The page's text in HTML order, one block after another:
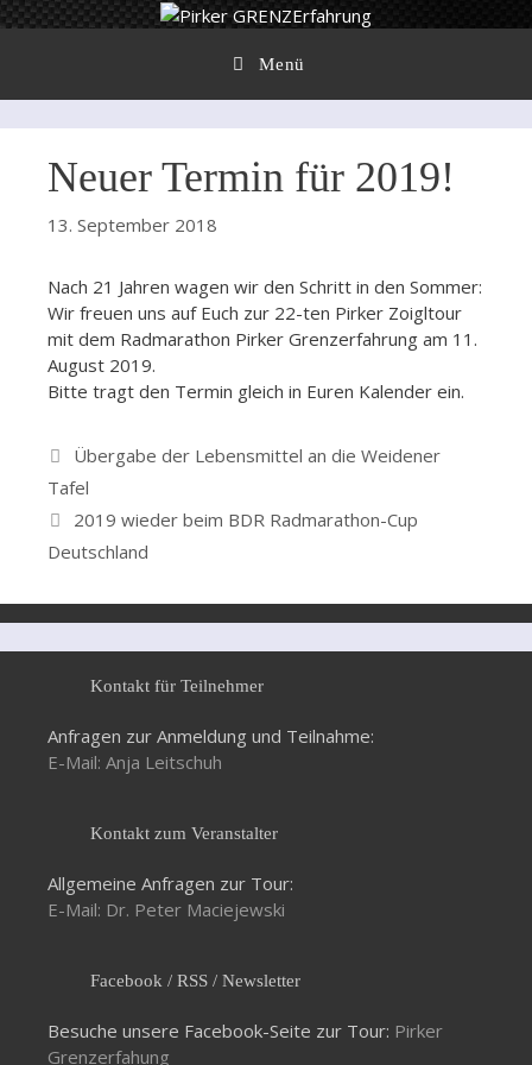
Zum
Menü
Neuer Termin für 2019!
13. September 2018
Nach 21 Jahren wagen wir den Schritt in den Sommer:
Wir freuen uns auf Euch zur 22-ten Pirker Zoigltour
mit dem Radmarathon Pirker Grenzerfahrung am 11.
August 2019.
Bitte tragt den Termin gleich in Euren Kalender ein.
Übergabe der Lebensmittel an die Weidener
Tafel
2019 wieder beim BDR Radmarathon-Cup
Deutschland
Kontakt für Teilnehmer
Anfragen zur Anmeldung und Teilnahme:
E-Mail: Anja Leitschuh
Kontakt zum Veranstalter
Allgemeine Anfragen zur Tour:
E-Mail: Dr. Peter Maciejewski
Facebook / RSS / Newsletter
Besuche unsere Facebook-Seite zur Tour: Pirker
Grenzerfahung